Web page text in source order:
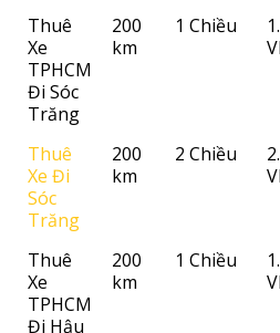
Thuê
Xe
TPHCM
Đi Sóc
Trăng
200
km
1 Chiều
Thuê
Xe Đi
Sóc
Trăng
200
km
2 Chiều
Thuê
Xe
TPHCM
Đi Hậu
200
km
1 Chiều